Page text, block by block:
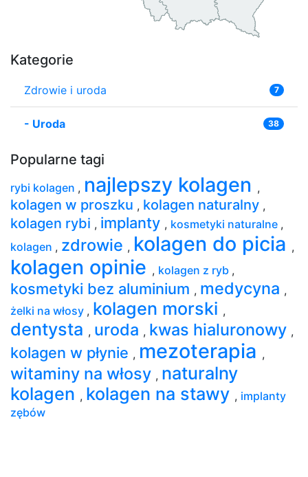
Kategorie
Zdrowie i uroda 7
- Uroda 38
Popularne tagi
rybi kolagen , najlepszy kolagen ,
kolagen w proszku , kolagen naturalny ,
kolagen rybi , implanty , kosmetyki naturalne ,
kolagen , zdrowie , kolagen do picia ,
kolagen opinie , kolagen z ryb ,
kosmetyki bez aluminium , medycyna ,
żelki na włosy , kolagen morski ,
dentysta , uroda , kwas hialuronowy ,
kolagen w płynie , mezoterapia ,
witaminy na włosy , naturalny
kolagen , kolagen na stawy , implanty
zębów